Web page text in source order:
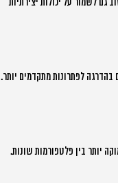
גם לשמור על יכולות יצירתיות
לפתרונות מתקדמים יותר.
יותר בין פלטפורמות שונות.